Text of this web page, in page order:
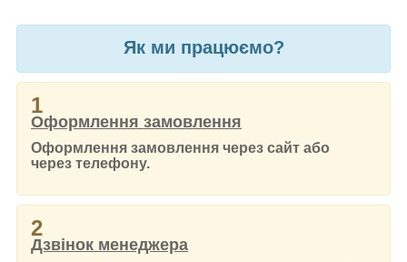
Як ми працюємо?
1
Оформлення замовлення
Оформлення замовлення через сайт або
через телефону.
2
Дзвінок менеджера